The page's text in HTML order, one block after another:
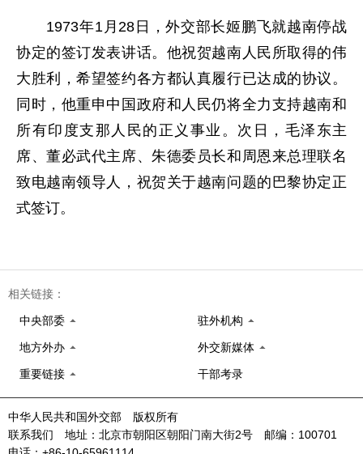
1973年1月28日，外交部长姬鹏飞就越南停战
协定的签订发表讲话。他祝贺越南人民所取得的伟
大胜利，希望签约各方都认真履行已达成的协议。
同时，他重申中国政府和人民仍将全力支持越南和
所有印度支那人民的正义事业。次日，毛泽东主
席、董必武代主席、朱德委员长和周恩来总理联名
致电越南领导人，祝贺关于越南问题的巴黎协定正
式签订。
相关链接：
中央部委 驻外机构
地方外办 外交新媒体
重要链接 干部考录
中华人民共和国外交部 版权所有
联系我们 地址：北京市朝阳区朝阳门南大街2号 邮编：100701